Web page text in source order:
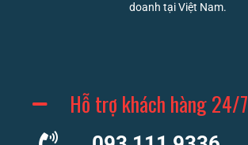
doanh tại Việt Nam.
Hỗ trợ khách hàng 24/7